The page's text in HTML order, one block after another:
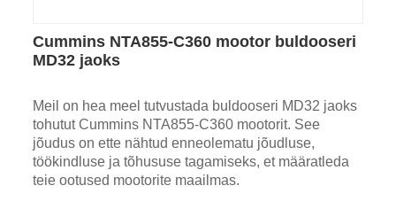
Cummins NTA855-C360 mootor buldooseri
MD32 jaoks
Meil on hea meel tutvustada buldooseri MD32 jaoks
tohutut Cummins NTA855-C360 mootorit. See
jõudus on ette nähtud enneolematu jõudluse,
töökindluse ja tõhususe tagamiseks, et määratleda
teie ootused mootorite maailmas.